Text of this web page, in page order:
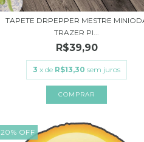
TAPETE DRPEPPER MESTRE
TRAZER PI...
R$39,90
3 x de R$13,30 sem juros
20% OFF